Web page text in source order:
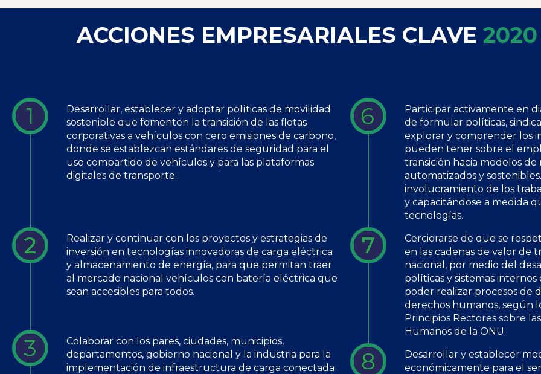
ACCIONES EMPRESARIALES CLAVE
Desarrollar, establecer y adoptar políticas de movilidad
sostenible que fomenten la transición de las flotas
corporativas a vehículos con cero emisiones de carbono,
donde se establezcan estándares de seguridad para el
uso compartido de vehículos y para las plataformas
digitales de transporte.
Realizar y continuar con los proyectos y estrategias de
inversión en tecnologías innovadoras de carga eléctrica
y almacenamiento de energía, para que permitan traer
al mercado nacional vehículos con batería eléctrica que
sean accesibles para todos.
Colaborar con los pares, ciudades, municipios,
departamentos, gobierno nacional y la industria para la
implementación de infraestructura de carga conectada
Participar activamente en
de formular políticas,
explorar y comprender los
pueden tener sobre el
transición hacia modelos
automatizados y
involucramiento de los
y capacitándose a medida
tecnologías.
Cerciorarse de que se
en las cadenas de valor de
nacional, por medio del
políticas y sistemas
poder realizar procesos de
derechos humanos, según
Principios Rectores sobre
Humanos de la ONU.
Desarrollar y establecer
económicamente para el